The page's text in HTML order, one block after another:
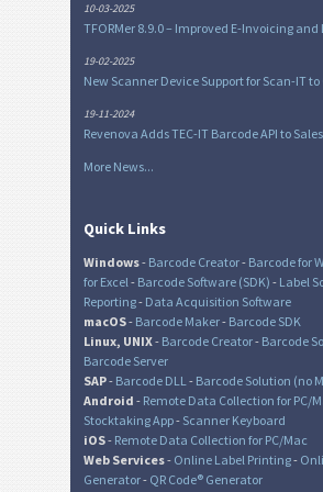
10-03-2025
TFORMer 8.9.0 – Improved E-Invoicing
19-02-2025
New Scanner Device Support for Scan-IT to
19-11-2024
Revenova Adds TEC-IT Barcode API to
More News...
Quick Links
Windows- Barcode Creator- Barcode for
for Excel - Barcode Software (SDK) - Label
Reporting- Data Acquisition Software
macOS- Barcode Maker- Barcode SDK
Linux, UNIX- Barcode Creator- Barcode
Barcode Server
SAP- Barcode DLL - Barcode Solution (no
Android - Remote Data Collection for PC/
Stocktaking App- Scanner Keyboard
iOS- Remote Data Collection for PC/Mac
Web Services- Online Label Printing-
Generator- QR Code® Generator